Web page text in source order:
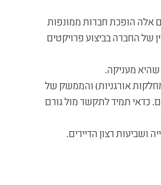
אלה הופכת חברות ממונפות
של החברה בביצוע פרויקטים
שהיא מעניקה.
אורגניות) והממשק של
כדאי תמיד לתקשר מול גורם
רצון הדיירים.